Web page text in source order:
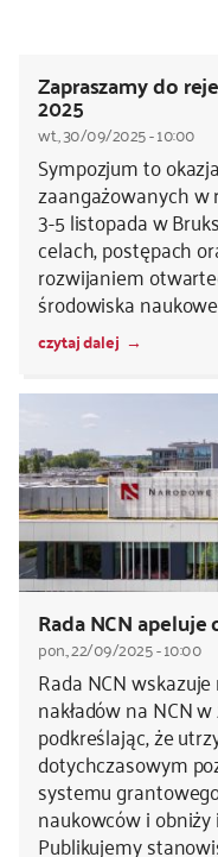
Zapraszamy do
2025
wt., 30/09/2025 - 10:00
Sympozjum to
zaangażowanych
3-5 listopada w
celach, postępach
rozwijaniem
środowiska
czytaj dalej
Rada NCN
pon., 22/09/2025 - 10:00
Rada NCN
nakładów na NCN
podkreślając, że
dotychczasowym
systemu
naukowców i
Publikujemy